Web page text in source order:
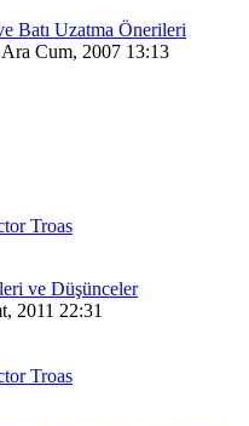
Batı Uzatma Önerileri
Cum, 2007 13:13
Troas
ve Düşünceler
2011 22:31
Troas